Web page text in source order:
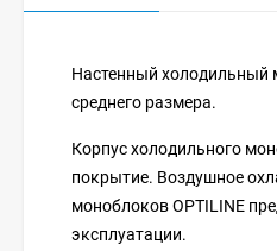
Настенный холодильный
среднего размера.
Корпус холодильного
покрытие. Воздушное
моноблоков OPTILINE
эксплуатации.